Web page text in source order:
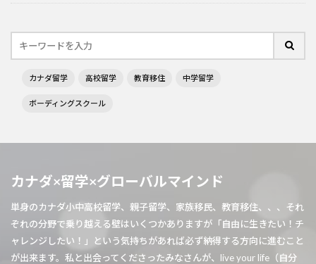
カナダ留学 高校留学 教育移住 中学留学
ボーディングスクール
カナダ×留学×グローバルマインド
単身のカナダ小中高校留学、親子留学、家族移民、教育移住、、、それ
ぞれの分野で乗り越える壁はいくつかありますが「自由に生きたい！チ
ャレンジしたい！」という気持ちがあれば必ず納得する方向に進むこと
が出来ます。私と出会ってくださったみなさんが、live your life（自分